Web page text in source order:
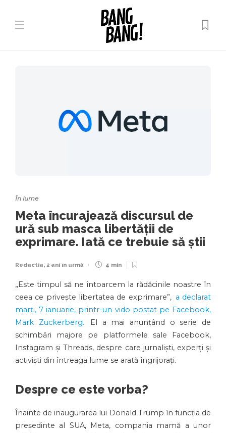
În lume
Meta încurajează discursul de
ură sub masca libertății de
exprimare. Iată ce trebuie să știi
Redactia, 2 ani în urmă 4 min
„Este timpul să ne întoarcem la rădăcinile noastre în
ceea ce privește libertatea de exprimare”, a declarat
marți, 7 ianuarie, printr-un vido postat pe Facebook,
Mark Zuckerberg.
El a mai anunțând o serie de
schimbări majore pe platformele sale Facebook,
Instagram și Threads, despre care jurnaliști, experți și
activiști din întreaga lume se arată îngrijorați.
Despre ce este vorba?
Înainte de inaugurarea lui Donald Trump în funcția de
președinte al SUA, Meta, compania mamă a unor